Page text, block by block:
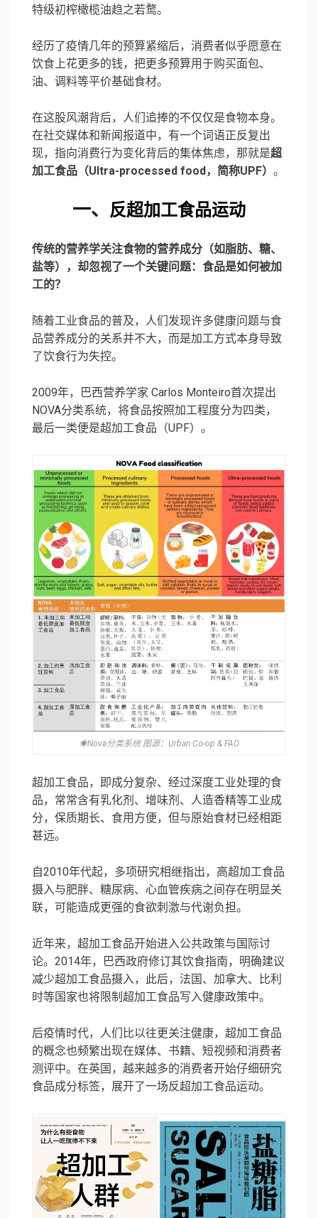
特级初榨橄榄油趋之若鹜。
经历了疫情几年的预算紧缩后，消费者似乎愿意在
饮食上花更多的钱，把更多预算用于购买面包、
油、调料等平价基础食材。
在这股风潮背后，人们追捧的不仅仅是食物本身。
在社交媒体和新闻报道中，有一个词语正反复出
现，指向消费行为变化背后的集体焦虑，那就是超
加工食品 （Ultra-processed food，简称UPF） 。
一、 反超加工食品运动
传统的营养学关注食物的营养成分（如脂肪、糖、
盐等），却忽视了一个关键问题：食品是如何被加
工的？
随着工业食品的普及，人们发现许多健康问题与食
品营养成分的关系并不大，而是加工方式本身导致
了饮食行为失控。
2009年，巴西营养学家 Carlos Monteiro首次提出
NOVA分类系统，将食品按照加工程度分为四类，
最后一类便是超加工食品（UPF）。
◉Nova分类系统 图源：Urban Co-op & FAO
超加工食品，即成分复杂、经过深度工业处理的食
品，常常含有乳化剂、增味剂、人造香精等工业成
分，保质期长、食用方便，但与原始食材已经相距
甚远。
自2010年代起，多项研究相继指出，高超加工食品
摄入与肥胖、糖尿病、心血管疾病之间存在明显关
联，可能造成更强的食欲刺激与代谢负担。
近年来，超加工食品开始进入公共政策与国际讨
论。2014年，巴西政府修订其饮食指南，明确建议
减少超加工食品摄入，此后，法国、加拿大、比利
时等国家也将限制超加工食品写入健康政策中。
后疫情时代，人们比以往更关注健康，超加工食品
的概念也频繁出现在媒体、书籍、短视频和消费者
测评中。在英国，越来越多的消费者开始仔细研究
食品成分标签，展开了一场反超加工食品运动。